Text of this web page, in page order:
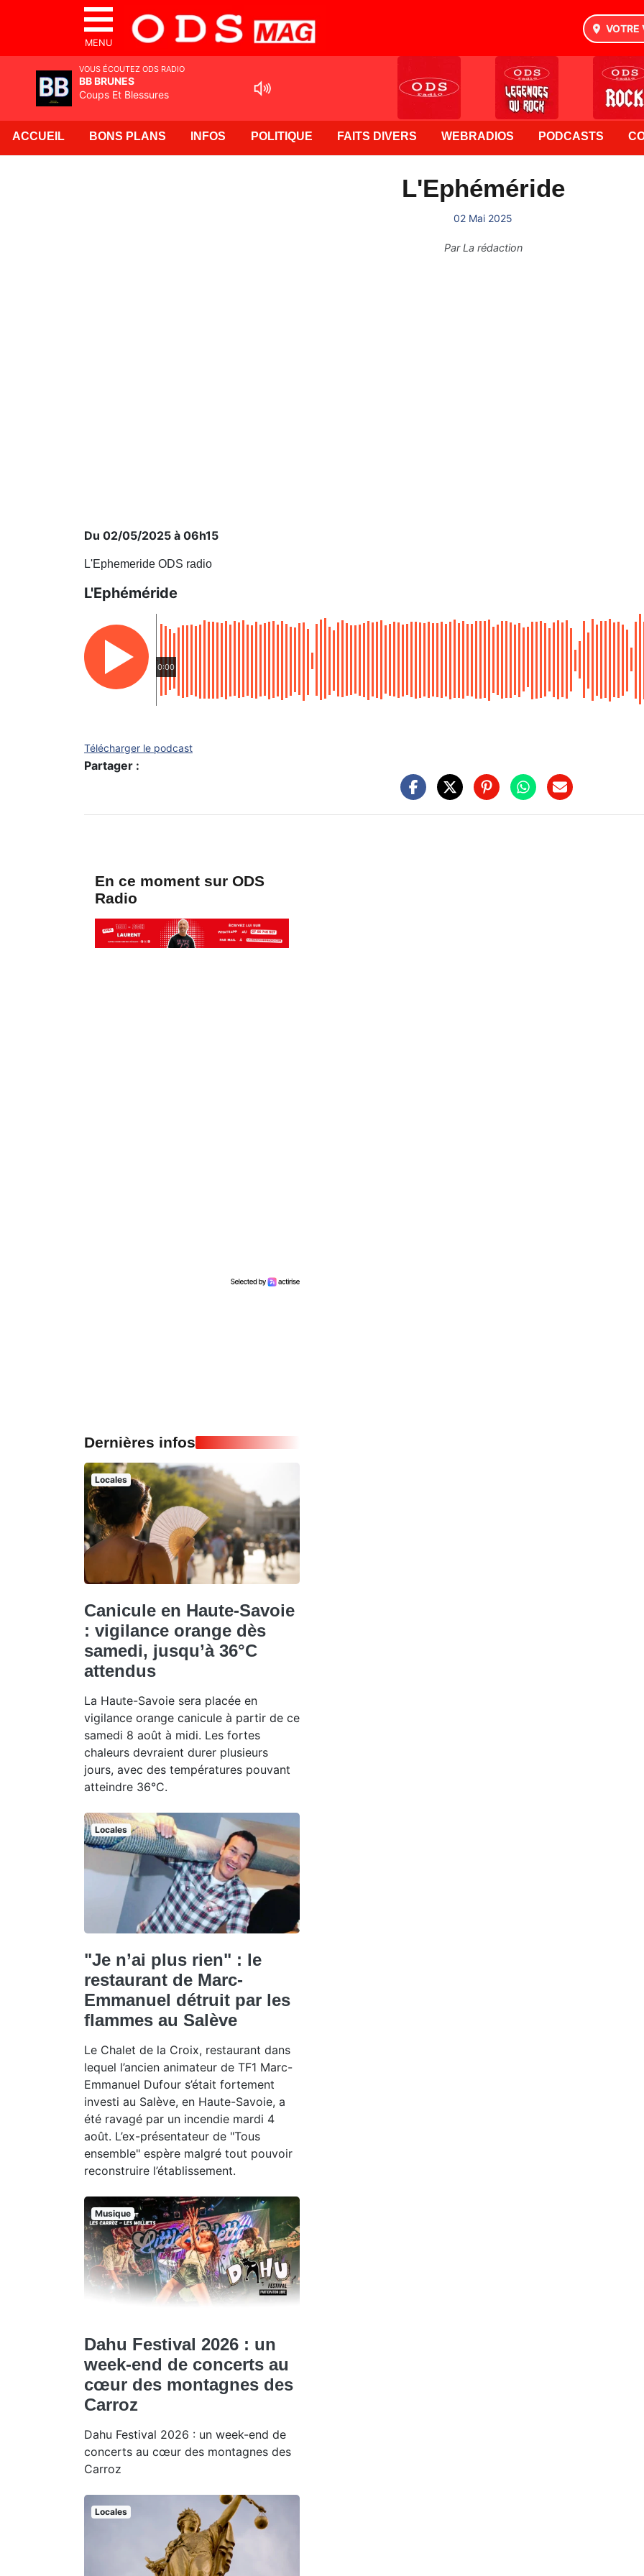
MENU
VOTRE
ACCUEIL BONS PLANS INFOS POLITIQUE FAITS DIVERS WEBRADIOS PODCASTS
L'Ephéméride
02 Mai 2025
ParLa rédaction
Du 02/05/2025 à 06h15
L'Ephemeride ODS radio
L'Ephéméride
0:00
Télécharger le podcast
Partager :
En ce moment sur ODS
Radio
Dernières infos
Locales
Canicule en Haute-Savoie
: vigilance orange dès
samedi, jusqu’à 36°C
attendus
La Haute-Savoie sera placée en
vigilance orange canicule à partir de ce
samedi 8 août à midi. Les fortes
chaleurs devraient durer plusieurs
jours, avec des températures pouvant
atteindre 36°C.
Locales
"Je n’ai plus rien" : le
restaurant de Marc-
Emmanuel détruit par les
flammes au Salève
Le Chalet de la Croix, restaurant dans
lequel l’ancien animateur de TF1 Marc-
Emmanuel Dufour s’était fortement
investi au Salève, en Haute-Savoie, a
été ravagé par un incendie mardi 4
août. L’ex-présentateur de "Tous
ensemble" espère malgré tout pouvoir
reconstruire l’établissement.
Musique
Dahu Festival 2026 : un
week-end de concerts au
cœur des montagnes des
Carroz
Dahu Festival 2026 : un week-end de
concerts au cœur des montagnes des
Carroz
Locales
VOUS ÉCOUTEZ ODS RADIO
BB BRUNES
Coups Et Blessures